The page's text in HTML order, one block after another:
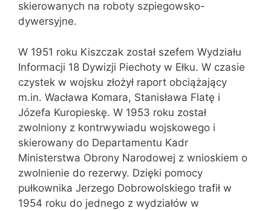
skierowanych na roboty szpiegowsko-
dywersyjne.
W 1951 roku Kiszczak został szefem Wydziału
Informacji 18 Dywizji Piechoty w Ełku. W czasie
czystek w wojsku złożył raport obciążający
m.in. Wacława Komara, Stanisława Flatę i
Józefa Kuropieskę. W 1953 roku został
zwolniony z kontrwywiadu wojskowego i
skierowany do Departamentu Kadr
Ministerstwa Obrony Narodowej z wnioskiem o
zwolnienie do rezerwy. Dzięki pomocy
pułkownika Jerzego Dobrowolskiego trafił w
1954 roku do jednego z wydziałów w